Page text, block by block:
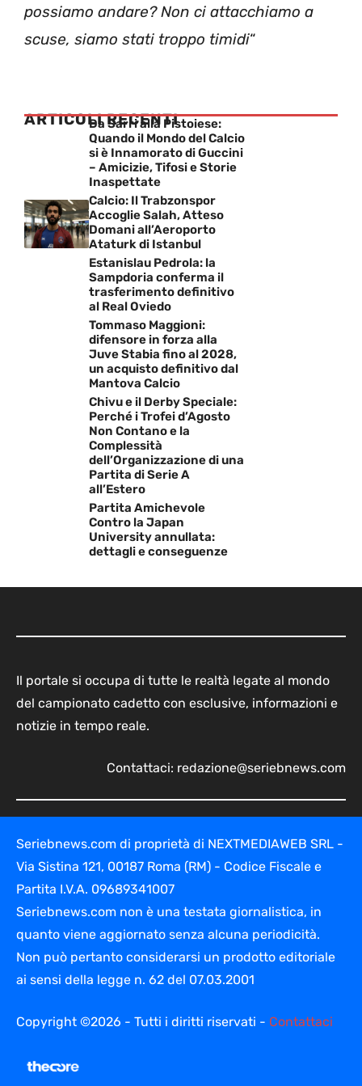
possiamo andare? Non ci attacchiamo a
scuse, siamo stati troppo timidi“
ARTICOLI RECENTI
Da Sarri alla Pistoiese:
Quando il Mondo del Calcio
si è Innamorato di Guccini
– Amicizie, Tifosi e Storie
Inaspettate
Calcio: Il Trabzonspor
Accoglie Salah, Atteso
Domani all’Aeroporto
Ataturk di Istanbul
Estanislau Pedrola: la
Sampdoria conferma il
trasferimento definitivo
al Real Oviedo
Tommaso Maggioni:
difensore in forza alla
Juve Stabia fino al 2028,
un acquisto definitivo dal
Mantova Calcio
Chivu e il Derby Speciale:
Perché i Trofei d’Agosto
Non Contano e la
Complessità
dell’Organizzazione di una
Partita di Serie A
all’Estero
Partita Amichevole
Contro la Japan
University annullata:
dettagli e conseguenze
Il portale si occupa di tutte le realtà legate al mondo
del campionato cadetto con esclusive, informazioni e
notizie in tempo reale.
Contattaci: redazione@seriebnews.com
Seriebnews.com di proprietà di NEXTMEDIAWEB SRL -
Via Sistina 121, 00187 Roma (RM) - Codice Fiscale e
Partita I.V.A. 09689341007
Seriebnews.com non è una testata giornalistica, in
quanto viene aggiornato senza alcuna periodicità.
Non può pertanto considerarsi un prodotto editoriale
ai sensi della legge n. 62 del 07.03.2001
Copyright ©2026 - Tutti i diritti riservati - Contattaci